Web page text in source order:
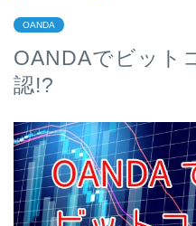
OANDA
OANDAでビット
認!?